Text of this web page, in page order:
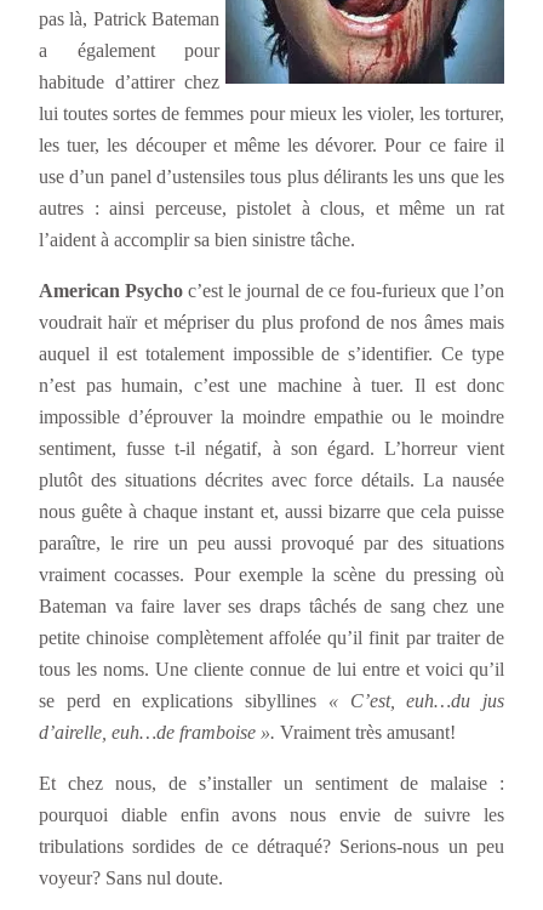
pas là, Patrick Bateman
a également pour
habitude d’attirer chez
lui toutes sortes de femmes pour mieux les violer, les torturer,
les tuer, les découper et même les dévorer. Pour ce faire il
use d’un panel d’ustensiles tous plus délirants les uns que les
autres : ainsi perceuse, pistolet à clous, et même un rat
l’aident à accomplir sa bien sinistre tâche.
American Psychoc’est le journal de ce fou-furieux que l’on
voudrait haïr et mépriser du plus profond de nos âmes mais
auquel il est totalement impossible de s’identifier. Ce type
n’est pas humain, c’est une machine à tuer. Il est donc
impossible d’éprouver la moindre empathie ou le moindre
sentiment, fusse t-il négatif, à son égard. L’horreur vient
plutôt des situations décrites avec force détails. La nausée
nous guête à chaque instant et, aussi bizarre que cela puisse
paraître, le rire un peu aussi provoqué par des situations
vraiment cocasses. Pour exemple la scène du pressing où
Bateman va faire laver ses draps tâchés de sang chez une
petite chinoise complètement affolée qu’il finit par traiter de
tous les noms. Une cliente connue de lui entre et voici qu’il
se perd en explications sibyllines « C’est, euh…du jus
d’airelle, euh…de framboise ». Vraiment très amusant!
Et chez nous, de s’installer un sentiment de malaise :
pourquoi diable enfin avons nous envie de suivre les
tribulations sordides de ce détraqué? Serions-nous un peu
voyeur? Sans nul doute.